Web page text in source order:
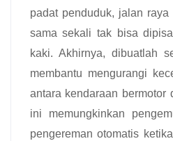
padat penduduk, jalan
sama sekali tak bisa
kaki. Akhirnya, dibuatlah
membantu mengurangi
antara kendaraan bermotor
ini memungkinkan
pengereman otomatis